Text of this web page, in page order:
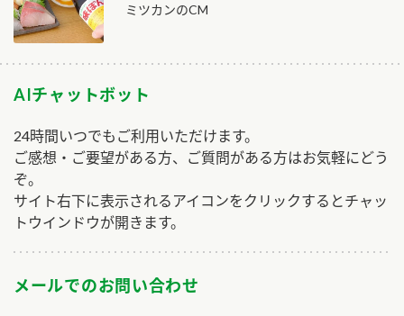
ミツカンのCM
AIチャットボット
24時間いつでもご利用いただけます。
ご感想・ご要望がある方、ご質問がある方はお気軽にどう
ぞ。
サイト右下に表示されるアイコンをクリックするとチャッ
トウインドウが開きます。
メールでのお問い合わせ